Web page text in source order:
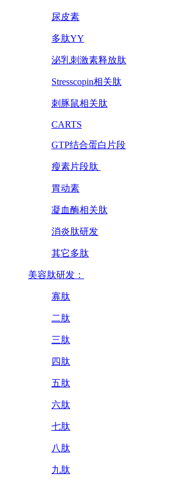
尿皮素
多肽YY
泌乳刺激素释放肽
Stresscopin相关肽
刺豚鼠相关肽
CARTS
GTP结合蛋白片段
瘦素片段肽
胃动素
凝血酶相关肽
消炎肽研发
其它多肽
美容肽研发：
寡肽
二肽
三肽
四肽
五肽
六肽
七肽
八肽
九肽